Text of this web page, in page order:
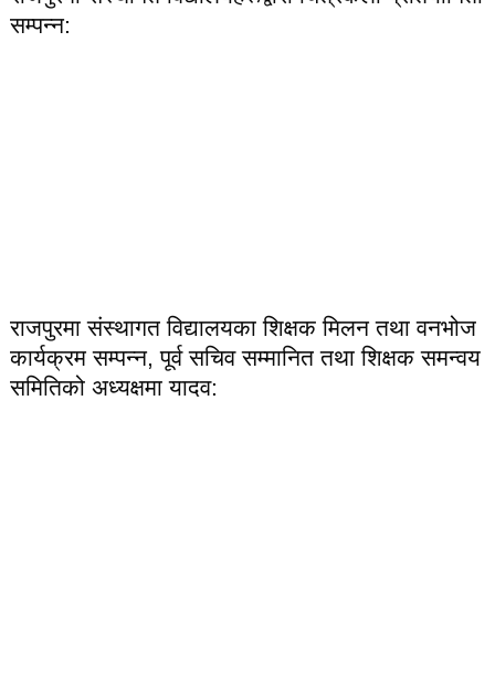
सम्पन्न:
राजपुरमा संस्थागत विद्यालयका शिक्षक मिलन तथा वनभोज
कार्यक्रम सम्पन्न, पूर्व सचिव सम्मानित तथा शिक्षक समन्वय
समितिको अध्यक्षमा यादव: